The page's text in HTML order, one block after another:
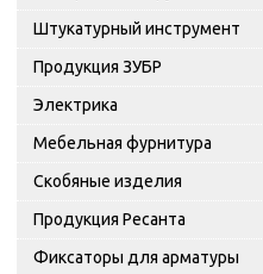
Штукатурный инструмент
Продукция ЗУБР
Электрика
Мебельная фурнитура
Скобяные изделия
Продукция Ресанта
Фиксаторы для арматуры